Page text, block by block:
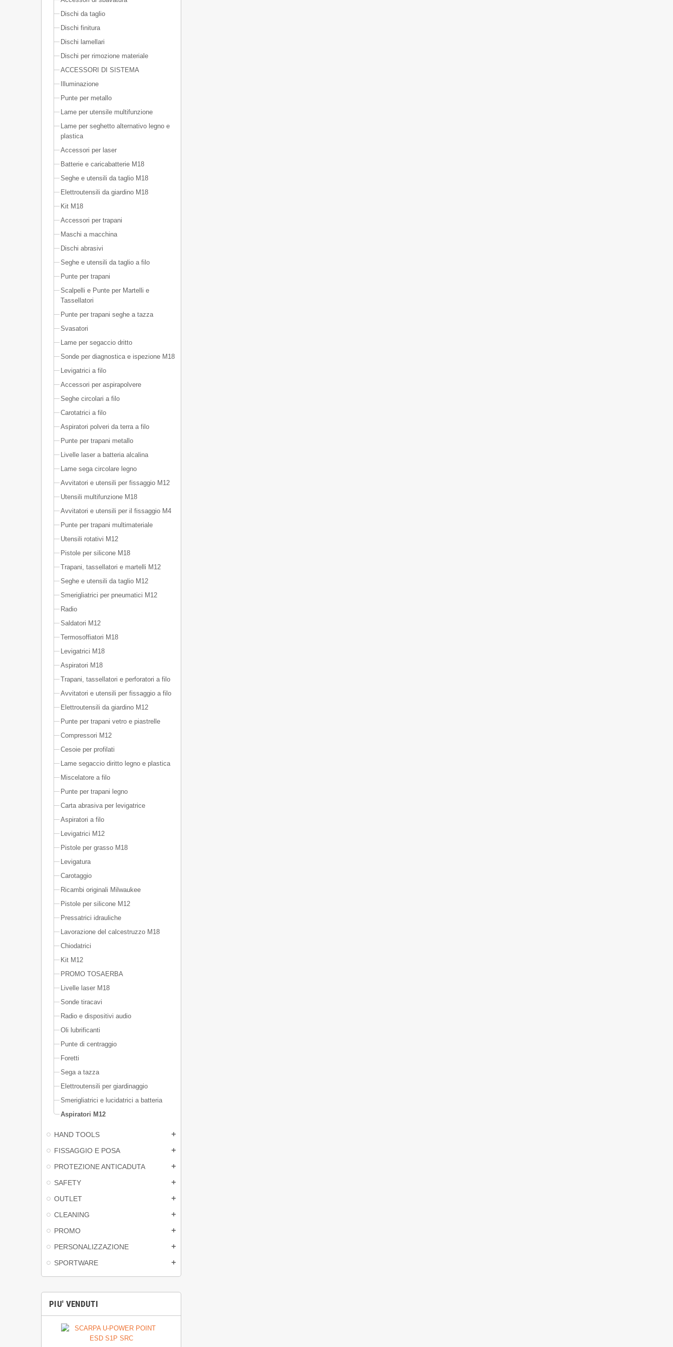
Dischi da taglio
Dischi finitura
Dischi lamellari
Dischi per rimozione materiale
ACCESSORI DI SISTEMA
Illuminazione
Punte per metallo
Lame per utensile multifunzione
Lame per seghetto alternativo legno e
plastica
Accessori per laser
Batterie e caricabatterie M18
Seghe e utensili da taglio M18
Elettroutensili da giardino M18
Kit M18
Accessori per trapani
Maschi a macchina
Dischi abrasivi
Seghe e utensili da taglio a filo
Punte per trapani
Scalpelli e Punte per Martelli e
Tassellatori
Punte per trapani seghe a tazza
Svasatori
Lame per segaccio dritto
Sonde per diagnostica e ispezione M18
Levigatrici a filo
Accessori per aspirapolvere
Seghe circolari a filo
Carotatrici a filo
Aspiratori polveri da terra a filo
Punte per trapani metallo
Livelle laser a batteria alcalina
Lame sega circolare legno
Avvitatori e utensili per fissaggio M12
Utensili multifunzione M18
Avvitatori e utensili per il fissaggio M4
Punte per trapani multimateriale
Utensili rotativi M12
Pistole per silicone M18
Trapani, tassellatori e martelli M12
Seghe e utensili da taglio M12
Smerigliatrici per pneumatici M12
Radio
Saldatori M12
Termosoffiatori M18
Levigatrici M18
Aspiratori M18
Trapani, tassellatori e perforatori a filo
Avvitatori e utensili per fissaggio a filo
Elettroutensili da giardino M12
Punte per trapani vetro e piastrelle
Compressori M12
Cesoie per profilati
Lame segaccio diritto legno e plastica
Miscelatore a filo
Punte per trapani legno
Carta abrasiva per levigatrice
Aspiratori a filo
Levigatrici M12
Pistole per grasso M18
Levigatura
Carotaggio
Ricambi originali Milwaukee
Pistole per silicone M12
Pressatrici idrauliche
Lavorazione del calcestruzzo M18
Chiodatrici
Kit M12
PROMO TOSAERBA
Livelle laser M18
Sonde tiracavi
Radio e dispositivi audio
Oli lubrificanti
Punte di centraggio
Foretti
Sega a tazza
Elettroutensili per giardinaggio
Smerigliatrici e lucidatrici a batteria
Aspiratori M12
HAND TOOLS add
FISSAGGIO E POSA add
PROTEZIONE ANTICADUTA add
SAFETY add
OUTLET add
CLEANING add
PROMO add
PERSONALIZZAZIONE add
SPORTWARE add
PIU' VENDUTI